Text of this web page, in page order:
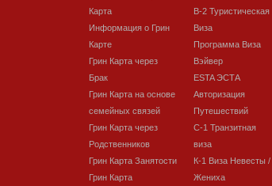
Карта
Информация о Грин
Карте
Грин Карта через
Брак
Грин Карта на основе
семейных связей
Грин Карта через
Родственников
Грин Карта Занятости
Грин Карта
В-2 Туристическая
Виза
Программа Виза
Вэйвер
ESTA ЭСТА
Авторизация
Путешествий
C-1 Транзитная
виза
К-1 Виза Невесты /
Жениха